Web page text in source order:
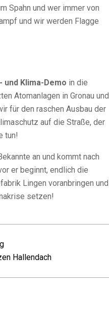
Spahn und wer immer von
und wir werden Flagge
und Klima-Demo in die
Atomanlagen in Gronau und
für den raschen Ausbau der
auf die Straße, der
tun!
an und kommt nach
er beginnt, endlich die
Lingen voranbringen und
setzen!
Hallendach